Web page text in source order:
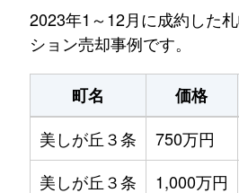
2023年1～12月に成約した
ション売却事例です。
町名 価格
美しが丘３条
750万円
美しが丘３条
1,000万円